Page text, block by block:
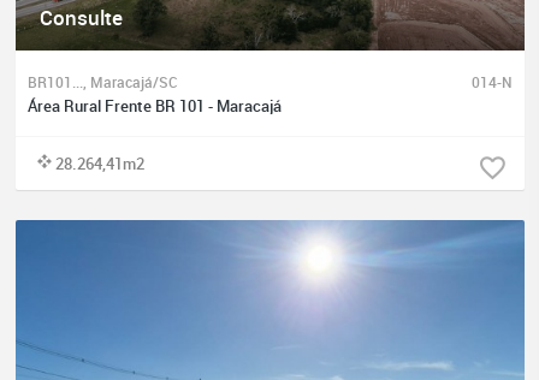
Consulte
BR101..., Maracajá/SC 014-N
Área Rural Frente BR 101 - Maracajá
28.264,41m2